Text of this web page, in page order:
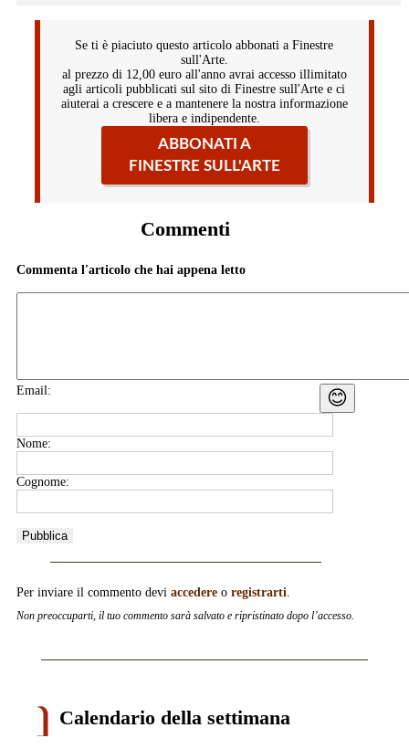
Se ti è piaciuto questo articolo abbonati a Finestre
sull'Arte.
al prezzo di 12,00 euro all'anno avrai accesso illimitato
agli articoli pubblicati sul sito di Finestre sull'Arte e ci
aiuterai a crescere e a mantenere la nostra informazione
libera e indipendente.
ABBONATI A
FINESTRE SULL'ARTE
Commenti
Commenta l'articolo che hai appena letto
😊
Email:
Nome:
Cognome:
Per inviare il commento devi accedereo registrarti.
Non preoccuparti, il tuo commento sarà salvato e ripristinato dopo l’accesso.
Calendario della settimana